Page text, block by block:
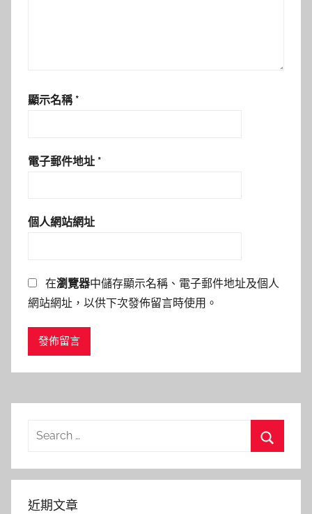
顯示名稱 *
電子郵件地址 *
個人網站網址
在瀏覽器中儲存顯示名稱、電子郵件地址及個人
網站網址，以供下次發佈留言時使用。
Search
近期文章